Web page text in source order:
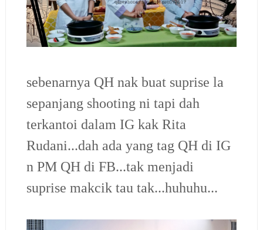
sebenarnya QH nak buat suprise la
sepanjang shooting ni tapi dah
terkantoi dalam IG kak Rita
Rudani...dah ada yang tag QH di IG
n PM QH di FB...tak menjadi
suprise makcik tau tak...huhuhu...